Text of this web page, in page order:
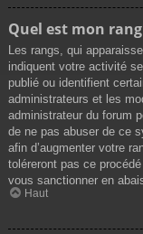
Quel est mon
Les rangs, qui
indiquent votre activité
publié ou identifient
administrateurs et les
administrateur du forum
de ne pas abuser de ce
afin d’augmenter votre
toléreront pas ce
vous sanctionner en
Haut